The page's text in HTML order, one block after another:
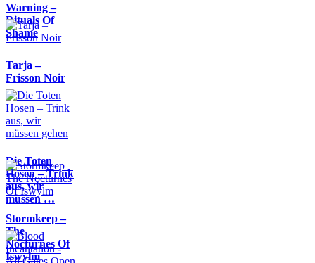
Warning –
Rituals Of
Shame
Tarja –
Frisson Noir
Die Toten
Hosen – Trink
aus, wir
müssen …
Stormkeep –
The
Nocturnes Of
Iswylm